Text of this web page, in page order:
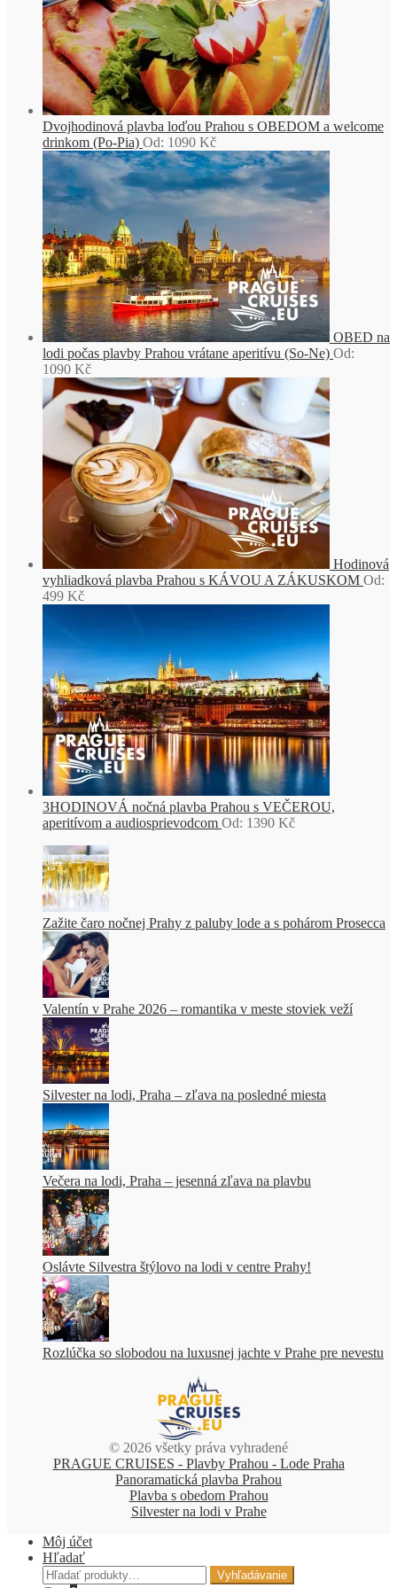
Dvojhodinová plavba loďou Prahou s OBEDOM a welcome
drinkom (Po-Pia) Od: 1090 Kč
OBED na
lodi počas plavby Prahou vrátane aperitívu (So-Ne) Od:
1090 Kč
Hodinová
vyhliadková plavba Prahou s KÁVOU A ZÁKUSKOM Od:
499 Kč
3HODINOVÁ nočná plavba Prahou s VEČEROU,
aperitívom a audiosprievodcom Od: 1390 Kč
Zažite čaro nočnej Prahy z paluby lode a s pohárom Prosecca
Valentín v Prahe 2026 – romantika v meste stoviek veží
Silvester na lodi, Praha – zľava na posledné miesta
Večera na lodi, Praha – jesenná zľava na plavbu
Oslávte Silvestra štýlovo na lodi v centre Prahy!
Rozlúčka so slobodou na luxusnej jachte v Prahe pre nevestu
© 2026 všetky práva vyhradené
PRAGUE CRUISES - Plavby Prahou - Lode Praha
Panoramatická plavba Prahou
Plavba s obedom Prahou
Silvester na lodi v Prahe
Môj účet
Hľadať
Hľadať:
Vyhľadávanie